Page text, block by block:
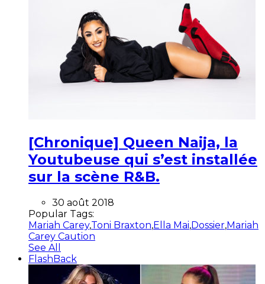
[Chronique] Queen Naija, la
Youtubeuse qui s’est installée
sur la scène R&B.
30 août 2018
Popular Tags:
Mariah Carey,Toni Braxton,Ella Mai,Dossier,Mariah
Carey Caution
See All
FlashBack